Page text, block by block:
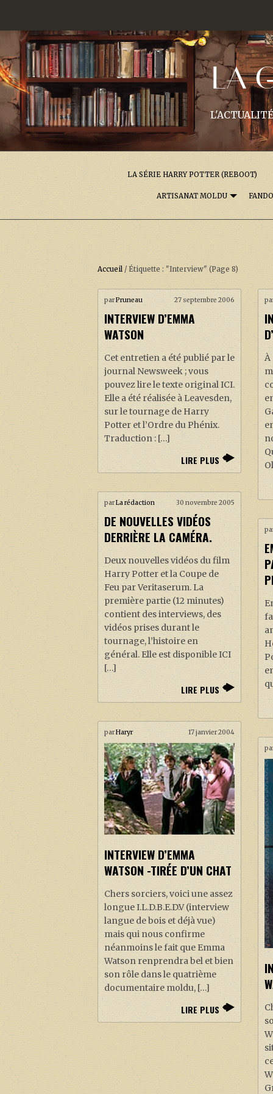
LA
LA SÉRIE HARRY POTTER (REBOOT)
ARTISANAT MOLDU
Accueil /Étiquette : "Interview" (Page 8)
parPruneau 27 septembre 2006
INTERVIEW D’EMMA
WATSON
Cet entretien a été publié par le
journal Newsweek ; vous
pouvez lire le texte original ICI.
Elle a été réalisée à Leavesden,
sur le tournage de Harry
Potter et l’Ordre du Phénix.
Traduction : […]
LIRE PLUS
À
parLa rédaction 30 novembre 2005
DE NOUVELLES VIDÉOS
DERRIÈRE LA CAMÉRA.
Deux nouvelles vidéos du film
Harry Potter et la Coupe de
Feu par Veritaserum. La
première partie (12 minutes)
contient des interviews, des
vidéos prises durant le
tournage, l’histoire en
général. Elle est disponible ICI
[…]
LIRE PLUS
parHaryr 17 janvier 2004
INTERVIEW D’EMMA
WATSON -TIRÉE D’UN CHAT
Chers sorciers, voici une assez
longue I.L.D.B.E.D.V (interview
langue de bois et déjà vue)
mais qui nous confirme
néanmoins le fait que Emma
Watson renprendra bel et bien
son rôle dans le quatrième
documentaire moldu, […]
LIRE PLUS